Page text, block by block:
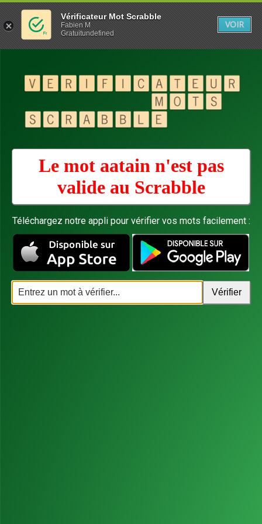
Le mot aatain n'est pas
valide au Scrabble
Téléchargez notre appli pour vérifier vos mots facilement :
Vérificateur Mot Scrabble
Fabien M
Gratuitundefined
VOIR